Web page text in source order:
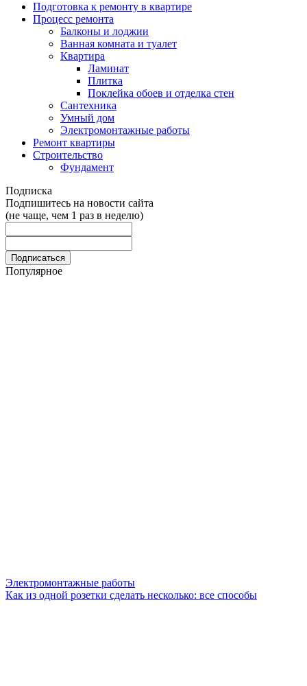
Подготовка к ремонту в квартире
Процесс ремонта
Балконы и лоджии
Ванная комната и туалет
Квартира
Ламинат
Плитка
Поклейка обоев и отделка стен
Сантехника
Умный дом
Электромонтажные работы
Ремонт квартиры
Строительство
Фундамент
Подписка
Подпишитесь на новости сайта
(не чаще, чем 1 раз в неделю)
Популярное
Электромонтажные работы
Как из одной розетки сделать несколько: все способы